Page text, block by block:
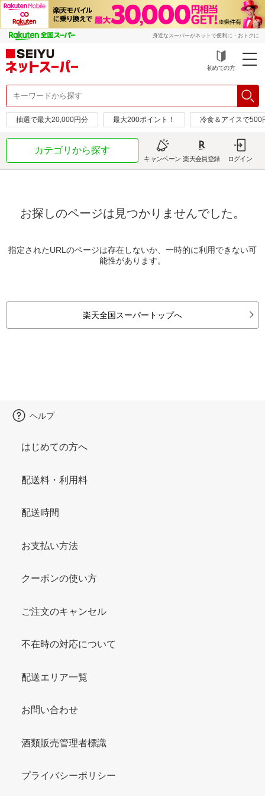
身近なスーパーがネットで便利に・おトクに
初めての方
抽選で最大20,000円分 最大200ポイント！ 冷食＆アイスで500
カテゴリから探す
キャンペーン 楽天会員登録 ログイン
お探しのページは見つかりませんでした。
指定されたURLのページは存在しないか、一時的に利用できない可
能性があります。
楽天全国スーパートップへ
ヘルプ
はじめての方へ
配送料・利用料
配送時間
お支払い方法
クーポンの使い方
ご注文のキャンセル
不在時の対応について
配送エリア一覧
お問い合わせ
酒類販売管理者標識
プライバシーポリシー